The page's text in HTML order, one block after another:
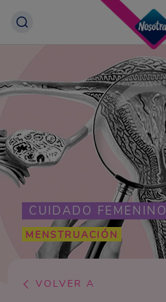
CUIDADO FEMENINO
MENSTRUACIÓN
VOLVER A